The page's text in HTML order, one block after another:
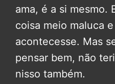
ama, é a si mesmo.
coisa meio maluca
acontecesse. Mas
pensar bem, não
nisso também.